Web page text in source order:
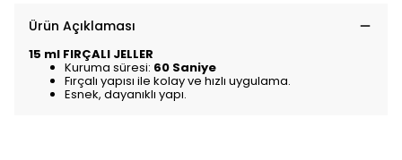
Ürün Açıklaması
15 ml FIRÇALI JELLER
Kuruma süresi: 60 Saniye
Fırçalı yapısı ile kolay ve hızlı uygulama.
Esnek, dayanıklı yapı.